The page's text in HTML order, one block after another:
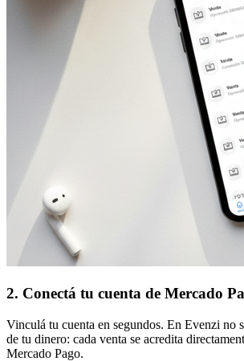
2. Conectá tu cuenta de Mercado
Vinculá tu cuenta en segundos. En Evenzi no
de tu dinero: cada venta se acredita
Mercado Pago.